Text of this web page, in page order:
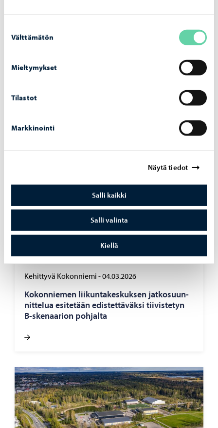
valinta
Välttämätön
Mieltymykset
Tilastot
Markkinointi
Näytä tiedot
Salli kaikki
Salli valinta
Kiellä
Aiheeseen liittyvät uutiset
Kehittyvä Kokonniemi
kesän ja syk­syn ai­ka­na
Kehittyvä Kokonniemi -04.03.2026
Ko­kon­nie­men lii­kun­ta­kes­kuk­sen jat­ko­suun­
nit­te­lua esi­te­tään edis­tet­tä­väk­si tii­vis­te­tyn
B-​skenaarion poh­jal­ta